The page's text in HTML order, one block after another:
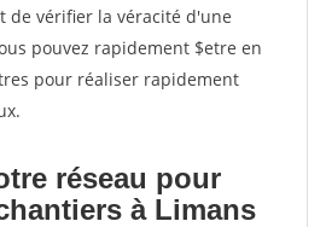
de vérifier la véracité d'une
pouvez rapidement $etre en
pour réaliser rapidement
réseau pour
à Limans